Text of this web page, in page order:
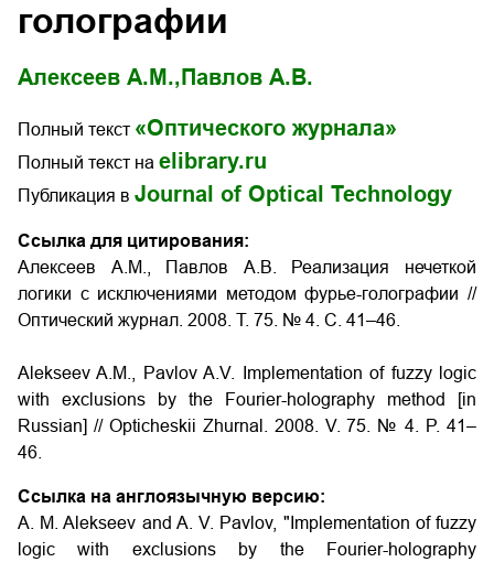
голографии
Алексеев А.М., Павлов А.В.
Полный текст «Оптического журнала»
Полный текст на elibrary.ru
Публикация в Journal of Optical Technology
Ссылка для цитирования:
Алексеев А.М., Павлов А.В. Реализация нечеткой
логики с исключениями методом фурье-голографии //
Оптический журнал. 2008. Т. 75. № 4. С. 41–46.
Alekseev A.M., Pavlov A.V. Implementation of fuzzy logic
with exclusions by the Fourier-holography method [in
Russian] // Opticheskii Zhurnal. 2008. V. 75. № 4. P. 41–
46.
Ссылка на англоязычную версию:
A. M. Alekseev and A. V. Pavlov, "Implementation of fuzzy
logic with exclusions by the Fourier-holography